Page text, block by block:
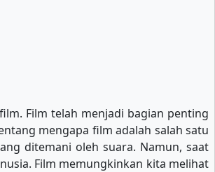
Film telah menjadi bagian penting
mengapa film adalah salah satu
ditemani oleh suara. Namun, saat
Film memungkinkan kita melihat